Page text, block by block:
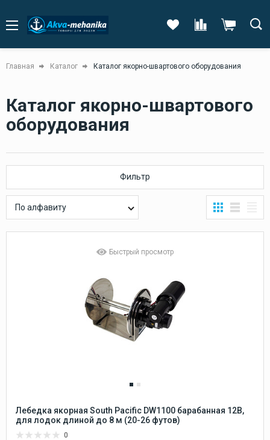
Главная Каталог Каталог якорно-швартового оборудования
Каталог якорно-швартового
оборудования
Фильтр
По алфавиту
Быстрый просмотр
Лебедка якорная South Pacific DW1100 барабанная 12В,
для лодок длиной до 8 м (20-26 футов)
0